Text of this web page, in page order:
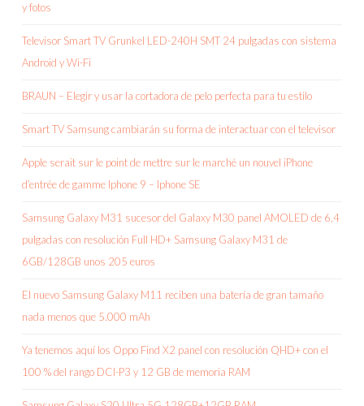
y fotos
Televisor Smart TV Grunkel LED-240H SMT 24 pulgadas con sistema
Android y Wi-Fi
BRAUN – Elegir y usar la cortadora de pelo perfecta para tu estilo
Smart TV Samsung cambiarán su forma de interactuar con el televisor
Apple serait sur le point de mettre sur le marché un nouvel iPhone
d’entrée de gamme Iphone 9 – Iphone SE
Samsung Galaxy M31 sucesor del Galaxy M30 panel AMOLED de 6,4
pulgadas con resolución Full HD+ Samsung Galaxy M31 de
6GB/128GB unos 205 euros
El nuevo Samsung Galaxy M11 reciben una batería de gran tamaño
nada menos que 5.000 mAh
Ya tenemos aquí los Oppo Find X2 panel con resolución QHD+ con el
100 % del rango DCI-P3 y 12 GB de memoria RAM